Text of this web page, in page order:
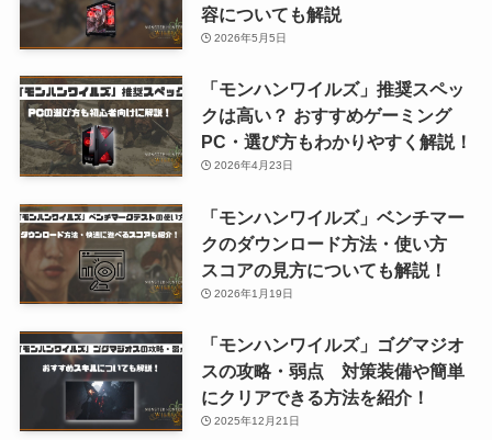
容についても解説
2026年5月5日
「モンハンワイルズ」推奨スペッ
クは高い？ おすすめゲーミング
PC・選び方もわかりやすく解説！
2026年4月23日
「モンハンワイルズ」ベンチマー
クのダウンロード方法・使い方
スコアの見方についても解説！
2026年1月19日
「モンハンワイルズ」ゴグマジオ
スの攻略・弱点 対策装備や簡単
にクリアできる方法を紹介！
2025年12月21日